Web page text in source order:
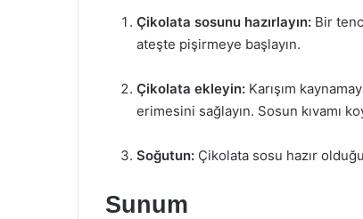
Çikolata sosunu hazırlayın: Bir
ateşte pişirmeye başlayın.
Çikolata ekleyin: Karışım
erimesini sağlayın. Sosun kıvamı
Soğutun: Çikolata sosu hazır
Sunum